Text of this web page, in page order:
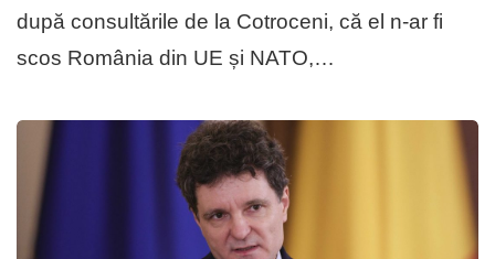
după consultările de la Cotroceni, că el n-ar fi
scos România din UE și NATO,…